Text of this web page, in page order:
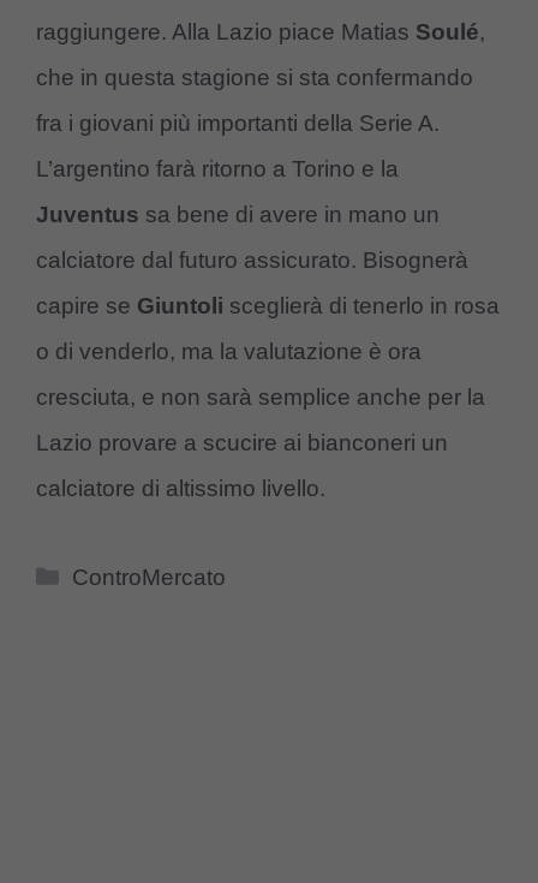
raggiungere. Alla Lazio piace Matias Soulé,
che in questa stagione si sta confermando
fra i giovani più importanti della Serie A.
L’argentino farà ritorno a Torino e la
Juventus sa bene di avere in mano un
calciatore dal futuro assicurato. Bisognerà
capire se Giuntoli sceglierà di tenerlo in rosa
o di venderlo, ma la valutazione è ora
cresciuta, e non sarà semplice anche per la
Lazio provare a scucire ai bianconeri un
calciatore di altissimo livello.
Categorie
ControMercato